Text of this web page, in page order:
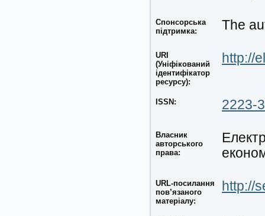
Спонсорська
підтримка:
The
URI
(Уніфікований
ідентифікатор
ресурсу):
http://
ISSN: 2223-
Власник
авторського
права:
URL-посилання
пов’язаного
матеріалу:
http://